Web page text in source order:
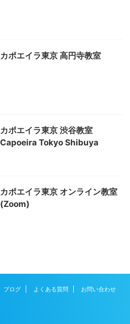
カポエイラ東京 高円寺教室
カポエイラ東京 渋谷教室
Capoeira Tokyo Shibuya
カポエイラ東京 オンライン教室
(Zoom)
ブログ よくある質問 お問い合わせ